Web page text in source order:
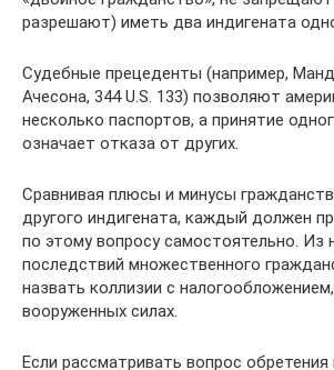
разрешают) иметь два индигената
Судебные прецеденты (например,
Ачесона, 344 U.S. 133) позволяют
несколько паспортов, а принятие
означает отказа от других.
Сравнивая плюсы и минусы
другого индигената, каждый должен
по этому вопросу самостоятельно. Из
последствий множественного
назвать коллизии с
вооруженных силах.
Если рассматривать вопрос обретения